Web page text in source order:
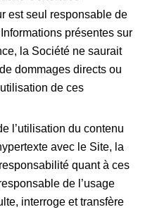
est seul responsable de
Informations présentes sur
la Société ne saurait
dommages directs ou
de ces
l’utilisation du contenu
avec le Site, la
quant à ces
de l’usage
interroge et transfère